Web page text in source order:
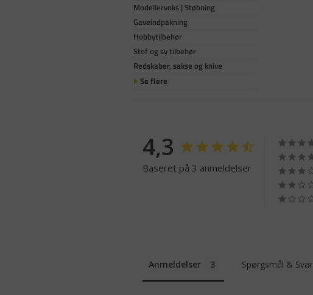
Modellervoks | Støbning
Gaveindpakning
Hobbytilbehør
Stof og sy tilbehør
Redskaber, sakse og knive
Se flere
4,3
Baseret på 3 anmeldelser
Anmeldelser Spørgsmål & Svar